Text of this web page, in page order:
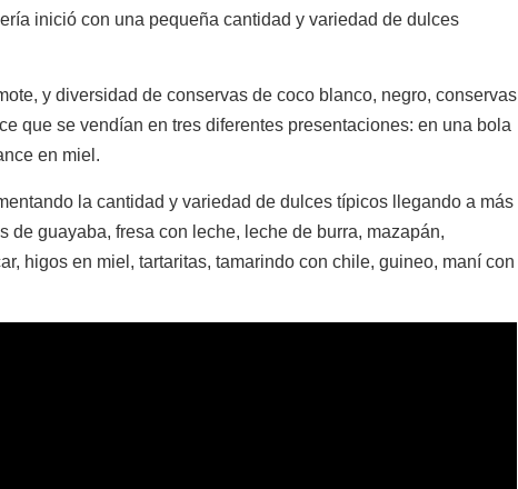
inició con una pequeña cantidad y variedad de dulces
y diversidad de conservas de coco blanco, negro, conservas
que se vendían en tres diferentes presentaciones: en una bola
en miel.
la cantidad y variedad de dulces típicos llegando a más
de guayaba, fresa con leche, leche de burra, mazapán,
higos en miel, tartaritas, tamarindo con chile, guineo, maní con